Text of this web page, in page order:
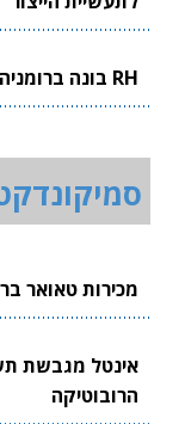
RH בונה ברומניה תשתית ייצור ביטחוני ישראלית
מכירות טאואר
אינטל מגבשת
הרובוטיקה